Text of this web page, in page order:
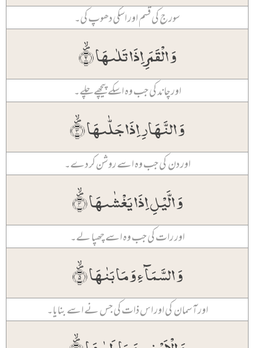
سورج کی قسم اور اسکی دھوپ کی۔
وَ الۡقَمَرِ اِذَا تَلٰىہَا ۪ۙ﴿۲﴾
اور چاند کی جب وہ اسکے پیچھے چلے۔
وَ النَّہَارِ اِذَا جَلّٰىہَا ۪ۙ﴿۳﴾
اور دن کی جب وہ اسے روشن کر دے۔
وَ الَّیۡلِ اِذَا یَغۡشٰىہَا ۪ۙ﴿۴﴾
اور رات کی جب وہ اسے چھپا لے۔
وَ السَّمَآءِ وَ مَا بَنٰہَا ۪ۙ﴿۵﴾
اور آسمان کی اور اس ذات کی جس نے اسے بنایا۔